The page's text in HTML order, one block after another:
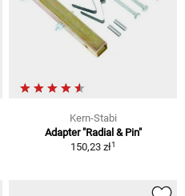
Kern-Stabi
Adapter "Radial & Pin"
150,23 zł1